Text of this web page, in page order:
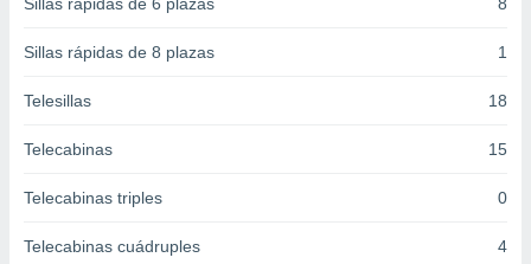
a lo que
su
datos
en
Sillas rápidas de 6 plazas 8
Sillas rápidas de 8 plazas 1
Telesillas 18
Telecabinas 15
Telecabinas triples 0
Telecabinas cuádruples 4